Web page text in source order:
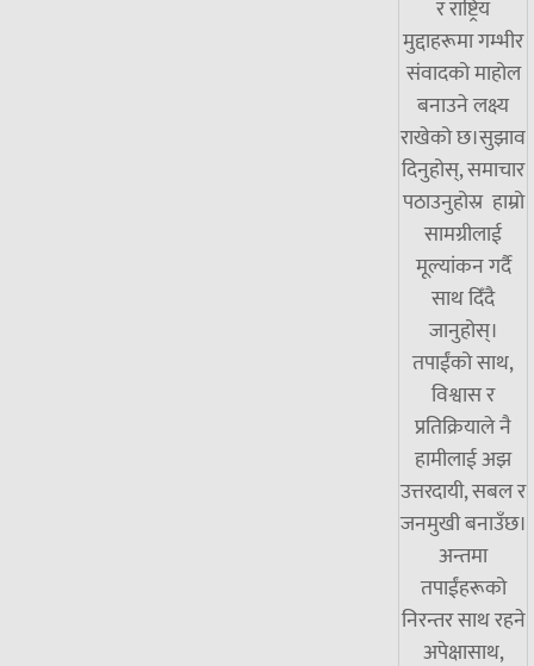
र राष्ट्रिय
मुद्दाहरूमा गम्भीर
संवादको माहोल
बनाउने लक्ष्य
राखेको छ।सुझाव
दिनुहोस्, समाचार
पठाउनुहोस्र हाम्रो
सामग्रीलाई
मूल्यांकन गर्दै
साथ दिँदै
जानुहोस्।
तपाईंको साथ,
विश्वास र
प्रतिक्रियाले नै
हामीलाई अझ
उत्तरदायी, सबल र
जनमुखी बनाउँछ।
अन्तमा
तपाईंहरूको
निरन्तर साथ रहने
अपेक्षासाथ,